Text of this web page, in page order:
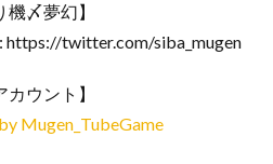
機〆夢幻】
https://twitter.com/siba_mugen
カウント】
Mugen_TubeGame